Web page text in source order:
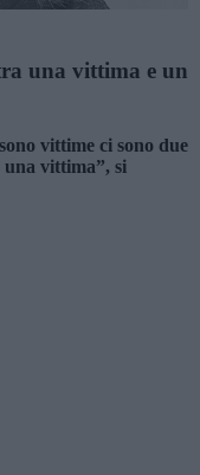
una vittima e un
vittime ci sono due
una vittima”, si